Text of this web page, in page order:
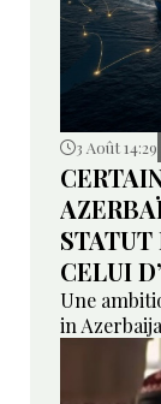
3 Août 14:29
STATUT
CELUI
Une
in